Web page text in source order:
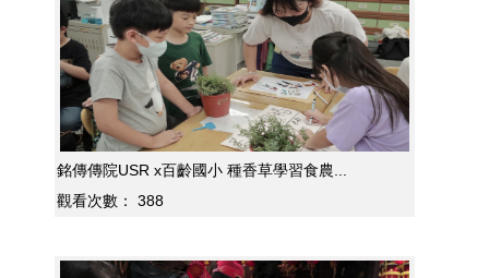
銘傳傳院USR x百齡國小 種香草學習食農...
觀看次數：
388